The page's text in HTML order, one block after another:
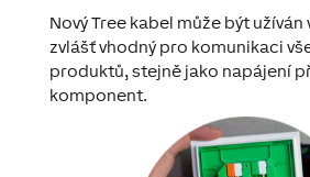
Nový Tree kabel může být
zvlášť vhodný pro komunikaci
produktů, stejně jako napájení
komponent.